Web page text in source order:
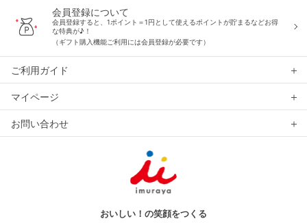
会員登録について
会員登録すると、1ポイント＝1円として使えるポイントが貯まるなどお得
な特典が♪！
（ギフト購入機能ご利用には会員登録が必要です）
ご利用ガイド
マイページ
お問い合わせ
おいしい！の笑顔をつくる